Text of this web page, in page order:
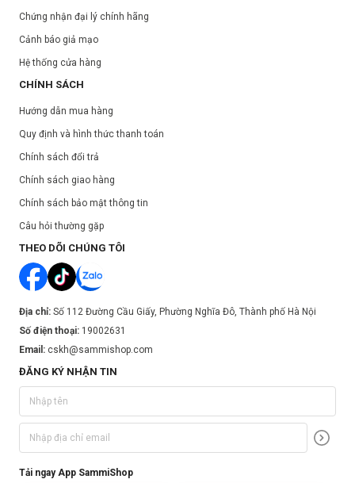
Chứng nhận đại lý chính hãng
Cảnh báo giả mạo
Hệ thống cửa hàng
CHÍNH SÁCH
Hướng dẫn mua hàng
Quy định và hình thức thanh toán
Chính sách đổi trả
Chính sách giao hàng
Chính sách bảo mật thông tin
Câu hỏi thường gặp
THEO DÕI CHÚNG TÔI
Địa chỉ: Số 112 Đường Cầu Giấy, Phường Nghĩa Đô, Thành phố Hà Nội
Số điện thoại: 19002631
Email: cskh@sammishop.com
ĐĂNG KÝ NHẬN TIN
Tải ngay App SammiShop